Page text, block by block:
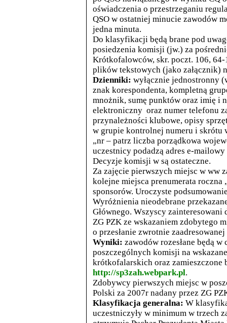
oświadczenia o przestrzeganiu
QSO w ostatniej minucie zawodów
jedna minuta.
Do klasyfikacji będą brane pod
posiedzenia komisji (jw.) za
Krótkofalowców, skr. poczt. 106,
plików tekstowych (jako załącznik)
Dzienniki: wyłącznie jednostronny
znak korespondenta, kompletną
mnożnik, sumę punktów oraz imię i
elektroniczny oraz numer telefonu
przynależności klubowe, opisy
w grupie kontrolnej numeru i skrótu
„nr – patrz liczba porządkowa
uczestnicy podadzą adres e-
Decyzje komisji w są ostateczne.
Za zajęcie pierwszych miejsc w ww
kolejne miejsca prenumerata
sponsorów. Uroczyste
Wyróżnienia nieodebrane
Głównego. Wszyscy
ZG PZK ze wskazaniem zdobytego
o przesłanie zwrotnie
Wyniki: zawodów rozesłane będą
poszczególnych komisji na
krótkofalarskich oraz zamieszczone
http://sp3zah.webpark.pl.
Zdobywcy pierwszych miejsc w
Polski za 2007r nadany przez ZG
Klasyfikacja generalna: W
uczestniczyły w minimum w trzech